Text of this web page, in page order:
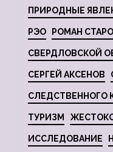
ПРИРОДНЫЕ
РЭО РОМАН
СВЕРДЛОВСКОЙ
СЕРГЕЙ АКСЕНОВ
СЛЕДСТВЕННОГО
ТУРИЗМ
ИССЛЕДОВАНИЕ